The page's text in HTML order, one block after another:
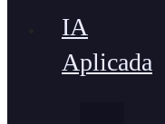
IA
Aplicada